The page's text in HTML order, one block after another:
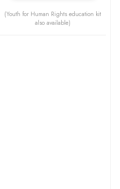
(Youth for Human Rights education kit
also available)